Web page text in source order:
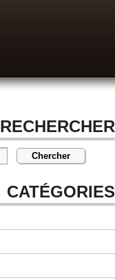
RECHERCHER
CATÉGORIES